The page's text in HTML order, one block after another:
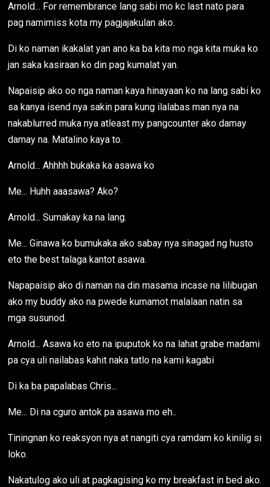
Arnold... For remembrance lang sabi mo kc last nato para
pag namimiss kota my pagjajakulan ako.
Di ko naman ikakalat yan ano ka ba kita mo nga kita muka ko
jan saka kasiraan ko din pag kumalat yan.
Napaisip ako oo nga naman kaya hinayaan ko na lang sabi ko
sa kanya isend nya sakin para kung ilalabas man nya na
nakablurred muka nya atleast my pangcounter ako damay
damay na. Matalino kaya to.
Arnold... Ahhhh bukaka ka asawa ko
Me... Huhh aaasawa? Ako?
Arnold... Sumakay ka na lang.
Me... Ginawa ko bumukaka ako sabay nya sinagad ng husto
eto the best talaga kantot asawa.
Napapaisip ako di naman na din masama incase na lilibugan
ako my buddy ako na pwede kumamot malalaan natin sa
mga susunod.
Arnold... Asawa ko eto na ipuputok ko na lahat grabe madami
pa cya uli nailabas kahit naka tatlo na kami kagabi
Di ka ba papalabas Chris...
Me... Di na cguro antok pa asawa mo eh..
Tiningnan ko reaksyon nya at nangiti cya ramdam ko kinilig si
loko.
Nakatulog ako uli at pagkagising ko my breakfast in bed ako.